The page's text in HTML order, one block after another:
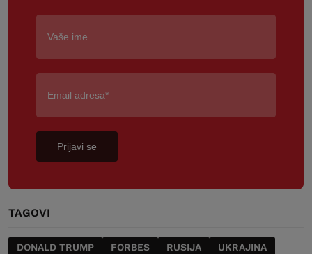
Prijavi se
TAGOVI
DONALD TRUMP FORBES RUSIJA
UKRAJINA